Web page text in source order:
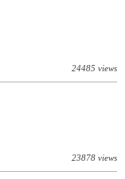
24485 views
23878 views